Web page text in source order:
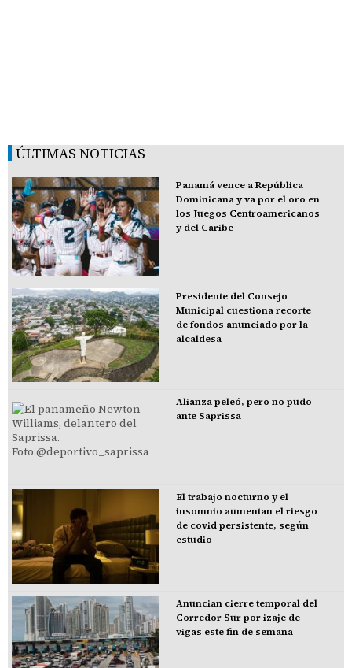
ÚLTIMAS NOTICIAS
Panamá vence a República
Dominicana y va por el oro en
los Juegos Centroamericanos
y del Caribe
Presidente del Consejo
Municipal cuestiona recorte
de fondos anunciado por la
alcaldesa
Alianza peleó, pero no pudo
ante Saprissa
El trabajo nocturno y el
insomnio aumentan el riesgo
de covid persistente, según
estudio
Anuncian cierre temporal del
Corredor Sur por izaje de
vigas este fin de semana